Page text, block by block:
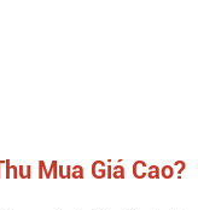
Mua Giá Cao?